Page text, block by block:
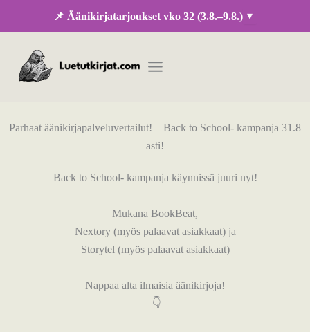
📌 Äänikirjatarjoukset vko 32 (3.8.–9.8.) ▾
Parhaat äänikirjapalveluvertailut! – Back to School- kampanja 31.8
asti!
Back to School- kampanja käynnissä juuri nyt!
Mukana BookBeat,
Nextory (myös palaavat asiakkaat) ja
Storytel (myös palaavat asiakkaat)
Nappaa alta ilmaisia äänikirjoja!
👇